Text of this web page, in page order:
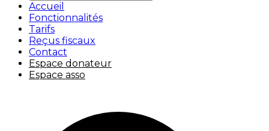
Accueil
Fonctionnalités
Tarifs
Reçus fiscaux
Contact
Espace donateur
Espace asso